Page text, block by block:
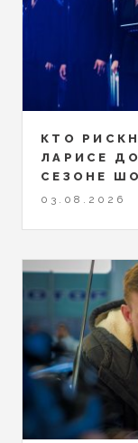
КТО
ЛАРИСЕ
СЕЗОНЕ
03.08.2026